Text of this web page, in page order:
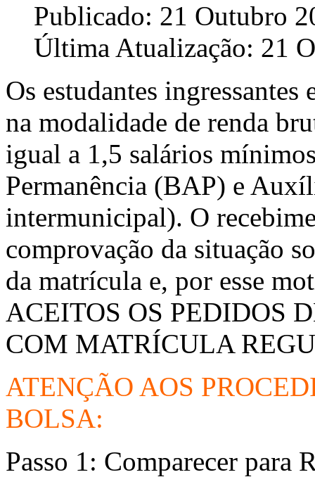
Publicado: 21 Outubro
Última Atualização: 21
Os estudantes
na modalidade de renda
igual a 1,5 salários
Permanência (BAP) e
intermunicipal). O
comprovação da situação
da matrícula e, por esse
ACEITOS OS PEDIDOS
COM MATRÍCULA
ATENÇÃO AOS
BOLSA:
Passo 1: Comparecer